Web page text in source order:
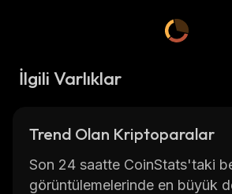
İlgili Varlıklar
Trend Olan Kriptoparalar
Son 24 saatte CoinStats'taki
görüntülemelerinde en büyük